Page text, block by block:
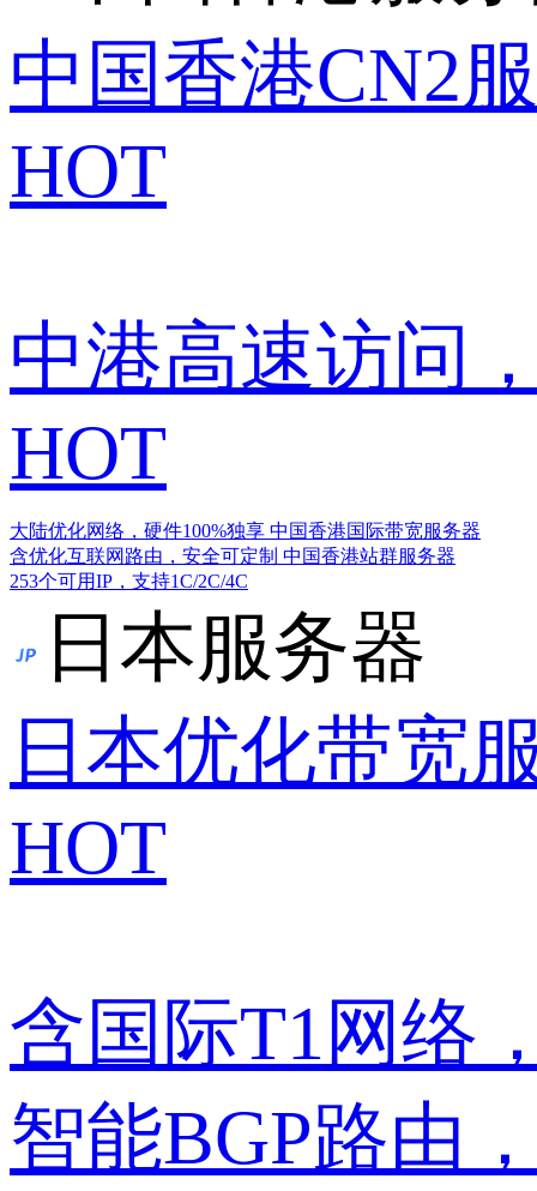
中国香港CN2
HOT
中港高速访问
HOT
大陆优化网络，硬件100%独享 中国香港国际带宽服务器
含优化互联网路由，安全可定制 中国香港站群服务器
253个可用IP，支持1C/2C/4C
日本服务器
日本优化带宽
HOT
含国际T1网络
智能BGP路由